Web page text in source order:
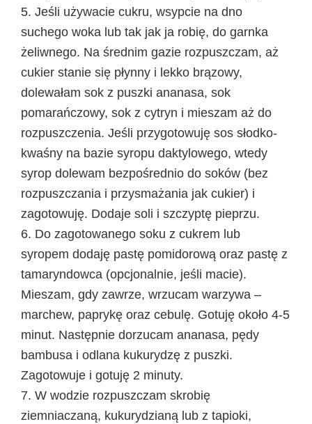
5. Jeśli używacie cukru, wsypcie na dno
suchego woka lub tak jak ja robię, do garnka
żeliwnego. Na średnim gazie rozpuszczam, aż
cukier stanie się płynny i lekko brązowy,
dolewałam sok z puszki ananasa, sok
pomarańczowy, sok z cytryn i mieszam aż do
rozpuszczenia. Jeśli przygotowuję sos słodko-
kwaśny na bazie syropu daktylowego, wtedy
syrop dolewam bezpośrednio do soków (bez
rozpuszczania i przysmażania jak cukier) i
zagotowuję. Dodaje soli i szczyptę pieprzu.
6. Do zagotowanego soku z cukrem lub
syropem dodaję pastę pomidorową oraz pastę z
tamaryndowca (opcjonalnie, jeśli macie).
Mieszam, gdy zawrze, wrzucam warzywa –
marchew, paprykę oraz cebulę. Gotuję około 4-5
minut. Następnie dorzucam ananasa, pędy
bambusa i odlana kukurydzę z puszki.
Zagotowuje i gotuję 2 minuty.
7. W wodzie rozpuszczam skrobię
ziemniaczaną, kukurydzianą lub z tapioki,